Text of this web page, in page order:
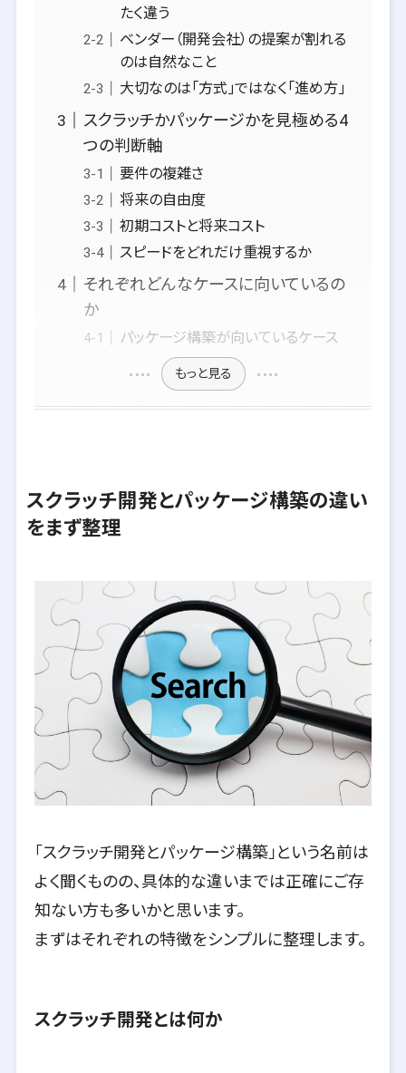
たく違う
ベンダー（開発会社）の提案が割れる
のは自然なこと
大切なのは「方式」ではなく「進め方」
スクラッチかパッケージかを見極める4
つの判断軸
要件の複雑さ
将来の自由度
初期コストと将来コスト
スピードをどれだけ重視するか
それぞれどんなケースに向いているの
か
パッケージ構築が向いているケース
もっと見る
スクラッチ開発とパッケージ構築の違い
をまず整理
「スクラッチ開発とパッケージ構築」という名前は
よく聞くものの、具体的な違いまでは正確にご存
知ない方も多いかと思います。
まずはそれぞれの特徴をシンプルに整理します。
スクラッチ開発とは何か